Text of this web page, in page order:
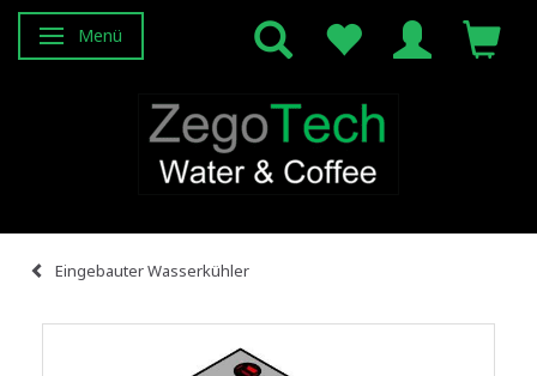
Anzeige ändern
Menü
Eingebauter Wasserkühler